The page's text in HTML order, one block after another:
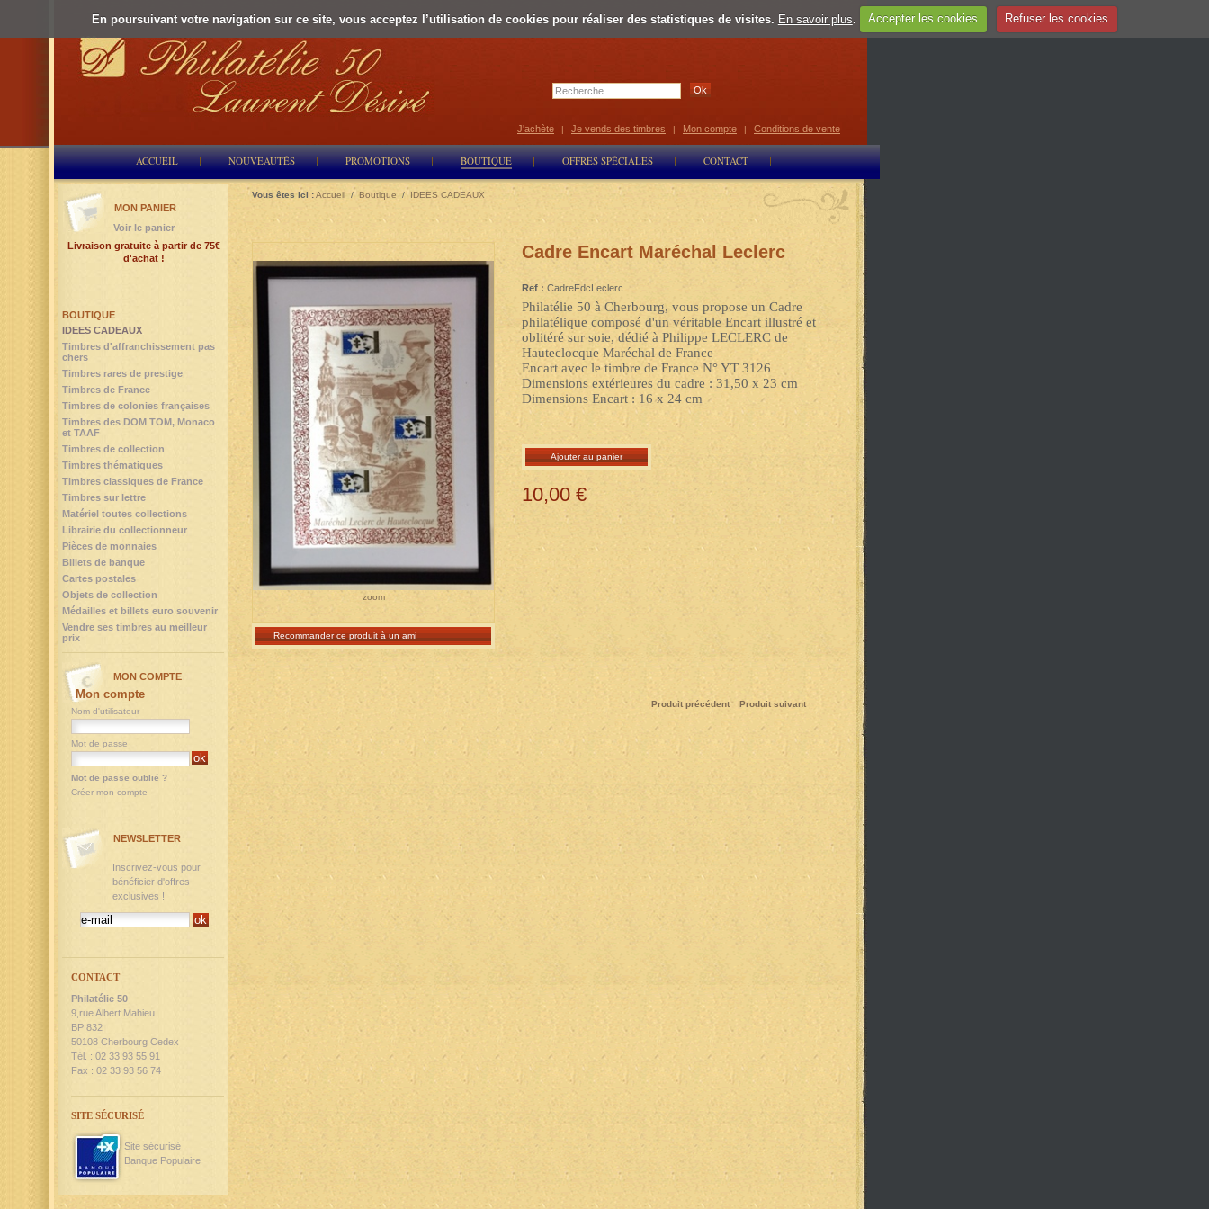
En poursuivant votre navigation sur ce site, vous acceptez l’utilisation de cookies pour réaliser des statistiques de visites. En savoir plus. Accepter les cookies Refuser les cookies
Select Language ▼
ACCUEIL NOUVEAUTÉS PROMOTIONS BOUTIQUE OFFRES SPÉCIALES CONTACT
J'achète | Je vends des timbres | Mon compte | Conditions de vente
Vous êtes ici :Accueil / Boutique / IDEES CADEAUX
zoom
Recommander ce produit à un ami
Cadre Encart Maréchal Leclerc
Ref : CadreFdcLeclerc
Philatélie 50 à Cherbourg, vous propose un Cadre
philatélique composé d'un véritable Encart illustré et
oblitéré sur soie, dédié à Philippe LECLERC de
Hauteclocque Maréchal de France
Encart avec le timbre de France N° YT 3126
Dimensions extérieures du cadre : 31,50 x 23 cm
Dimensions Encart : 16 x 24 cm
Ajouter au panier
10,00 €
Produit précédent Produit suivant
BOUTIQUE
IDEES CADEAUX
Timbres d'affranchissement pas
chers
Timbres rares de prestige
Timbres de France
Timbres de colonies françaises
Timbres des DOM TOM, Monaco
et TAAF
Timbres de collection
Timbres thématiques
Timbres classiques de France
Timbres sur lettre
Matériel toutes collections
Librairie du collectionneur
Pièces de monnaies
Billets de banque
Cartes postales
Objets de collection
Médailles et billets euro souvenir
Vendre ses timbres au meilleur
prix
MON PANIER
Voir le panier
Livraison gratuite à partir de 75€
d'achat !
MON COMPTE
Mon compte
Nom d'utilisateur
Mot de passe
Mot de passe oublié ?
Créer mon compte
NEWSLETTER
Inscrivez-vous pour
bénéficier d'offres
exclusives !
CONTACT
Philatélie 50
9,rue Albert Mahieu
BP 832
50108 Cherbourg Cedex
Tél. : 02 33 93 55 91
Fax : 02 33 93 56 74
SITE SÉCURISÉ
Site sécurisé
Banque Populaire